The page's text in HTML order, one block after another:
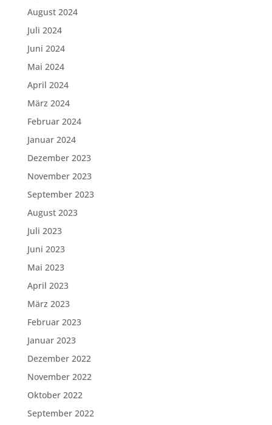
August 2024
Juli 2024
Juni 2024
Mai 2024
April 2024
März 2024
Februar 2024
Januar 2024
Dezember 2023
November 2023
September 2023
August 2023
Juli 2023
Juni 2023
Mai 2023
April 2023
März 2023
Februar 2023
Januar 2023
Dezember 2022
November 2022
Oktober 2022
September 2022